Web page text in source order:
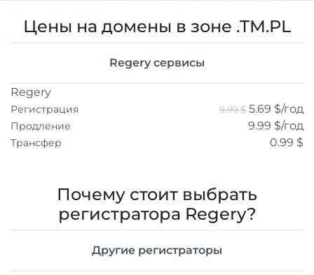
Цены на домены в зоне .TM.PL
Regery сервисы
Regery
Регистрация 9.99 $ 5.69 $/год
Продление 9.99 $/год
Трансфер 0.99 $
Почему стоит выбрать
регистратора Regery?
Другие регистраторы